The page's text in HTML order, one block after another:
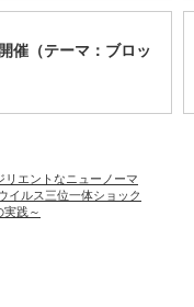
（テーマ：ブロッ
リエントなニューノーマ
イルス三位一体ショック
践～